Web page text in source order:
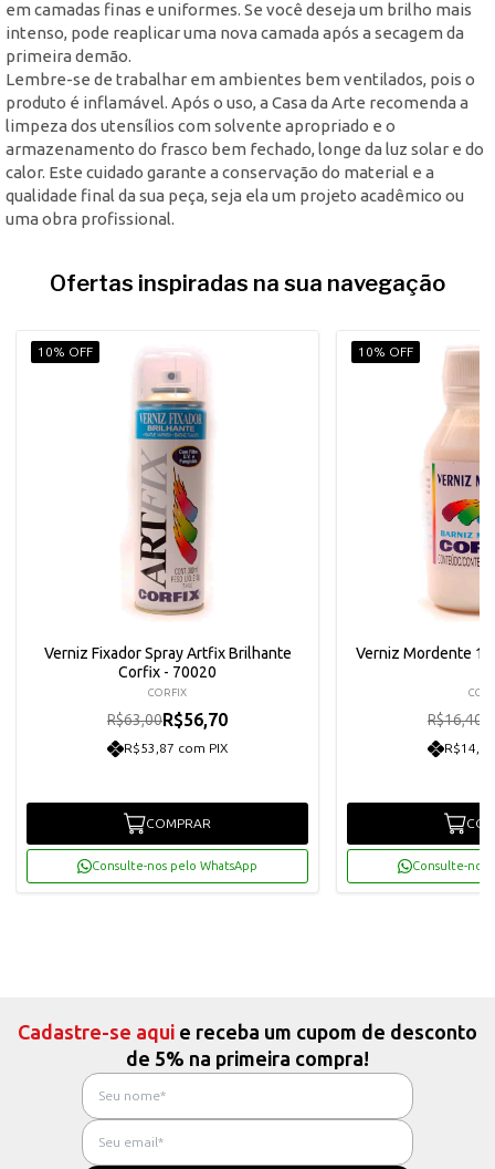
em camadas finas e uniformes. Se você deseja um brilho mais
intenso, pode reaplicar uma nova camada após a secagem da
primeira demão.
Lembre-se de trabalhar em ambientes bem ventilados, pois o
produto é inflamável. Após o uso, a Casa da Arte recomenda a
limpeza dos utensílios com solvente apropriado e o
armazenamento do frasco bem fechado, longe da luz solar e do
calor. Este cuidado garante a conservação do material e a
qualidade final da sua peça, seja ela um projeto acadêmico ou
uma obra profissional.
Ofertas inspiradas na sua navegação
10% OFF
Verniz Fixador Spray Artfix Brilhante
Corfix - 70020
CORFIX
R$63,00R$56,70
R$53,87 com PIX
COMPRAR
Consulte-nos pelo WhatsApp
10% OFF
Verniz Mordente
R$16,40
Consulte-nos
Cadastre-se aqui e receba um cupom de desconto
de 5% na primeira compra!